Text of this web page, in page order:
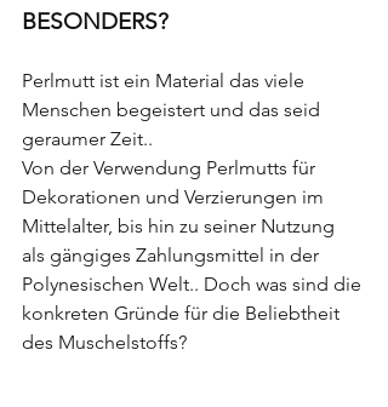
BESONDERS?
Perlmutt ist ein Material das viele
Menschen begeistert und das seid
geraumer Zeit..
Von der Verwendung Perlmutts für
Dekorationen und Verzierungen im
Mittelalter, bis hin zu seiner Nutzung
als gängiges Zahlungsmittel in der
Polynesischen Welt.. Doch was sind die
konkreten Gründe für die Beliebtheit
des Muschelstoffs?